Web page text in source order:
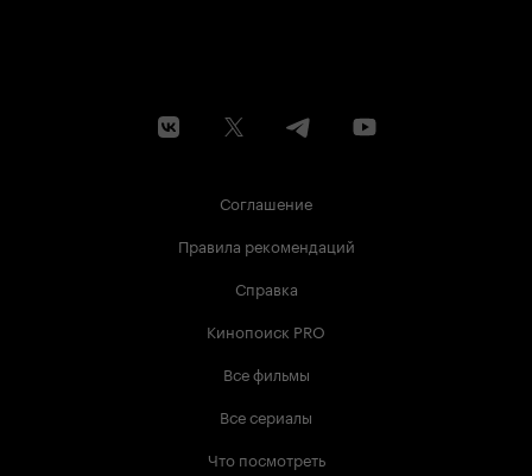
Соглашение
Правила рекомендаций
Справка
Кинопоиск PRO
Все фильмы
Все сериалы
Что посмотреть